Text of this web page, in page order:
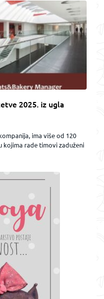
2025. iz ugla
ima više od 120
kojima rade timovi zaduženi